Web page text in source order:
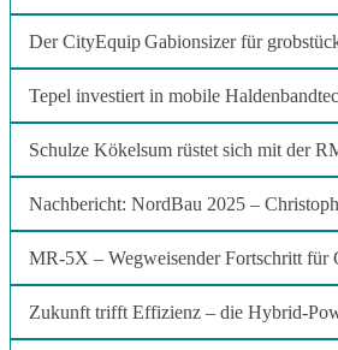
Der CityEquip Gabionsizer für
Tepel investiert in mobile
Schulze Kökelsum rüstet sich mit der
Nachbericht: NordBau 2025 –
MR-5X – Wegweisender Fortschritt für
Zukunft trifft Effizienz – die Hybrid-